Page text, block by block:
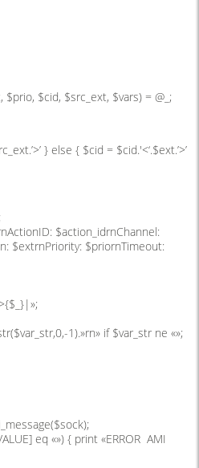
$cid, $src_ext, $vars) = @_;
} else { $cid = $cid.'<‘.$ext.’>’
$action_idrnChannel:
$extrnPriority: $priornTimeout:
1).»rn» if $var_str ne «»;
eq «») { print «ERROR AMI